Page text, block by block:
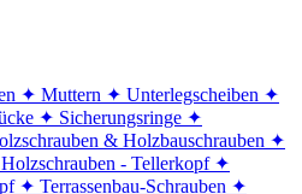
✦ Muttern ✦ Unterlegscheiben ✦
✦ Sicherungsringe ✦
& Holzbauschrauben ✦
- Tellerkopf ✦
✦ Terrassenbau-Schrauben ✦